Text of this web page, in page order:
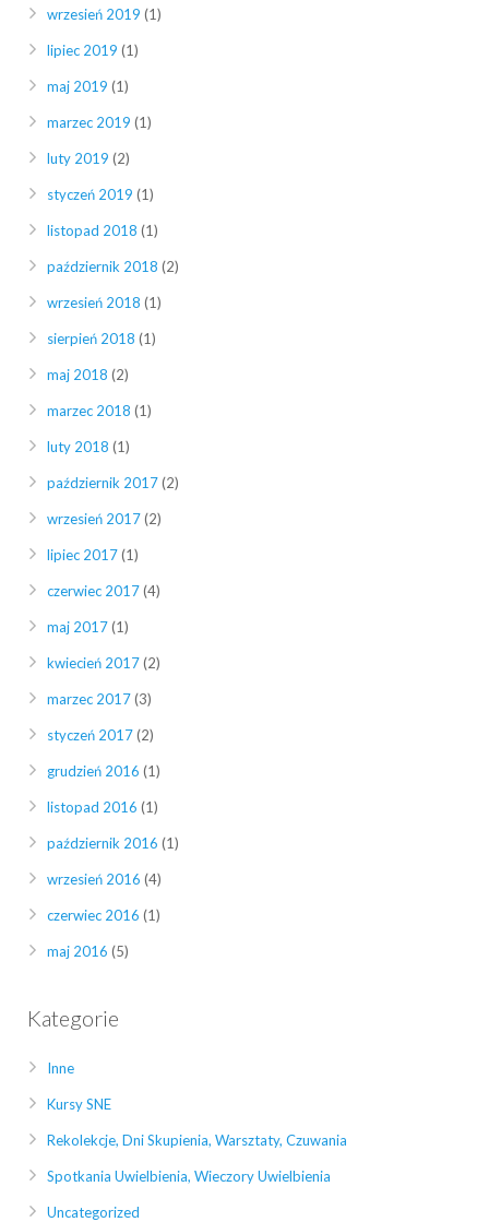
wrzesień 2019 (1)
lipiec 2019 (1)
maj 2019 (1)
marzec 2019 (1)
luty 2019 (2)
styczeń 2019 (1)
listopad 2018 (1)
październik 2018 (2)
wrzesień 2018 (1)
sierpień 2018 (1)
maj 2018 (2)
marzec 2018 (1)
luty 2018 (1)
październik 2017(2)
wrzesień 2017(2)
lipiec 2017(1)
czerwiec 2017(4)
maj 2017(1)
kwiecień 2017(2)
marzec 2017(3)
styczeń 2017(2)
grudzień 2016 (1)
listopad 2016 (1)
październik 2016 (1)
wrzesień 2016 (4)
czerwiec 2016 (1)
maj 2016 (5)
Kategorie
Inne
Kursy SNE
Rekolekcje, Dni Skupienia, Warsztaty, Czuwania
Spotkania Uwielbienia, Wieczory Uwielbienia
Uncategorized